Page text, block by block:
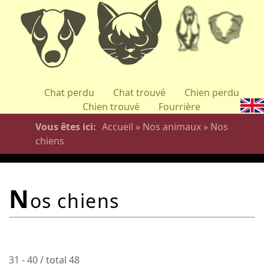
Aller
au
contenu
principal
Chat perdu Chat trouvé
Chien perdu
Chien trouvé
Fourrière
Vous êtes ici
Accueil » Nos animaux » Nos
chiens
nos chiens
31 - 40 / total 48